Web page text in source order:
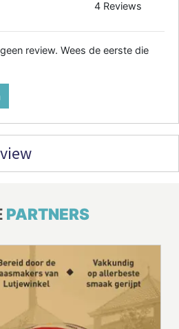
4 Reviews
review. Wees de eerste die
PARTNERS